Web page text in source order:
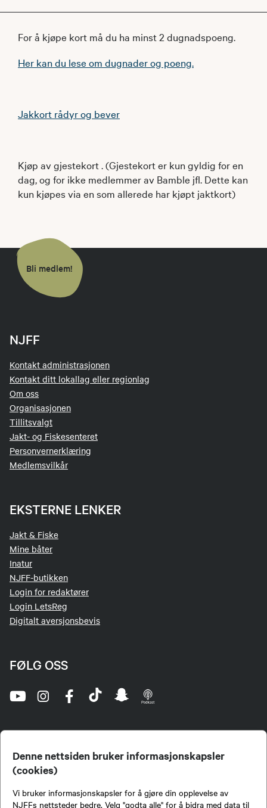
Denne nettsiden bruker informasjonskapsler
(cookies)
Vi bruker informasjonskapsler for å gjøre din opplevelse av
NJFFs nettsteder bedre. Velg "godta alle" for å bidra med data til
For å kjøpe kort må du ha minst 2 dugnadspoeng.
Her kan du lese om dugnader og poeng.
Jakkort rådyr og bever
Kjøp av gjestekort . (Gjestekort er kun gyldig for en
dag, og for ikke medlemmer av Bamble jfl. Dette kan
kun kjøpes via en som allerede har kjøpt jaktkort)
Bli medlem!
NJFF
Kontakt administrasjonen
Kontakt ditt lokallag eller regionlag
Om oss
Organisasjonen
Tillitsvalgt
Jakt- og Fiskesenteret
Personvernerklæring
Medlemsvilkår
EKSTERNE LENKER
Jakt & Fiske
Mine båter
Inatur
NJFF-butikken
Login for redaktører
Login LetsReg
Digitalt aversjonsbevis
FØLG OSS
jegere og sportsfiskere og et av de viktigste miljøene for formidling av kunnskap om jakt og
fiske i Norge. Vi er en partipolitisk nøytral organisasjon, men har et sterkt jakt-, fiske-, og